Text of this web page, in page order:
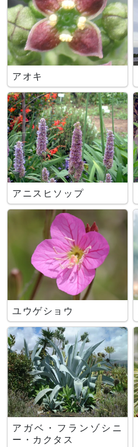
アオキ
アニスヒソップ
ユウゲショウ
アガベ・フランゾシニ
ー・カクタス